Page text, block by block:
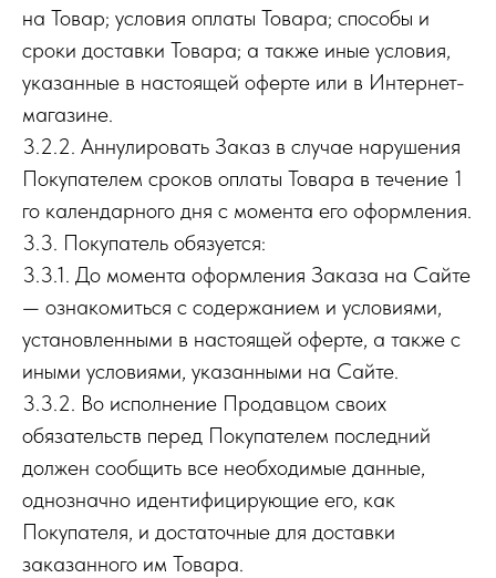
на Товар; условия оплаты Товара; способы и
сроки доставки Товара; а также иные условия,
указанные в настоящей оферте или в Интернет-
магазине.
3.2.2. Аннулировать Заказ в случае нарушения
Покупателем сроков оплаты Товара в течение 1
го календарного дня с момента его оформления.
3.3. Покупатель обязуется:
3.3.1. До момента оформления Заказа на Сайте
— ознакомиться с содержанием и условиями,
установленными в настоящей оферте, а также с
иными условиями, указанными на Сайте.
3.3.2. Во исполнение Продавцом своих
обязательств перед Покупателем последний
должен сообщить все необходимые данные,
однозначно идентифицирующие его, как
Покупателя, и достаточные для доставки
заказанного им Товара.